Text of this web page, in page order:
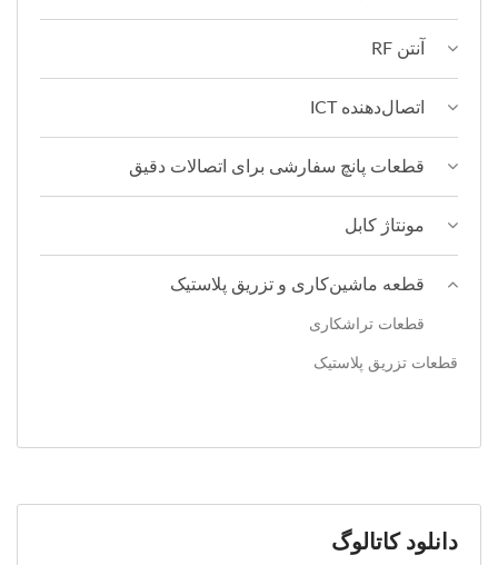
آنتن RF
اتصال‌دهنده ICT
قطعات پانچ سفارشی برای اتصالات دقیق
مونتاژ کابل
قطعه ماشین‌کاری و تزریق پلاستیک
قطعات تراشکاری
قطعات تزریق پلاستیک
دانلود کاتالوگ